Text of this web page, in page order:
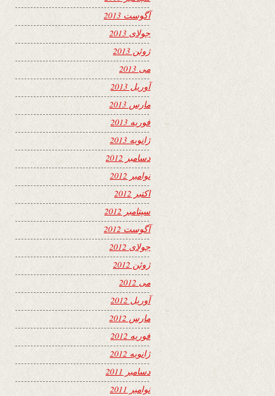
آگوست 2013
جولای 2013
ژوئن 2013
می 2013
آوریل 2013
مارس 2013
فوریه 2013
ژانویه 2013
دسامبر 2012
نوامبر 2012
اکتبر 2012
سپتامبر 2012
آگوست 2012
جولای 2012
ژوئن 2012
می 2012
آوریل 2012
مارس 2012
فوریه 2012
ژانویه 2012
دسامبر 2011
نوامبر 2011